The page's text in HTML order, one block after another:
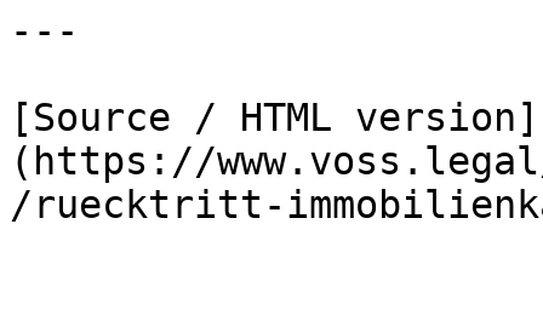
---
[Source / HTML version]
(https://